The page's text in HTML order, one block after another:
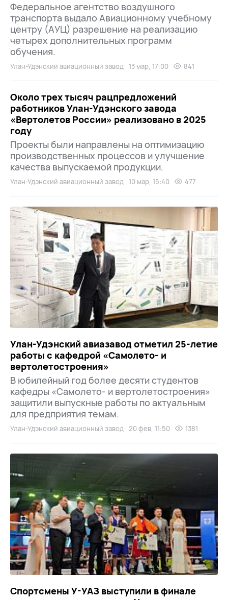
Федеральное агентство воздушного
транспорта выдало Авиационному учебному
центру (АУЦ) разрешение на реализацию
четырех дополнительных программ
обучения.
Улан-Удэнский авиационный завод 13 мар, 17:00 841
Около трех тысяч рацпредложений
работников Улан-Удэнского завода
«Вертолетов России» реализовано в 2025
году
Проекты были направлены на оптимизацию
производственных процессов и улучшение
качества выпускаемой продукции.
Улан-Удэнский авиационный завод 10 мар, 15:40 477
Улан-Удэнский авиазавод отметил 25-летие
работы с кафедрой «Самолето- и
вертолетостроения»
В юбилейный год более десяти студентов
кафедры «Самолето- и вертолетостроения»
защитили выпускные работы по актуальным
для предприятия темам.
Улан-Удэнский авиационный завод 20 фев, 11:50 1381
Спортсмены У-УАЗ выступили в финале